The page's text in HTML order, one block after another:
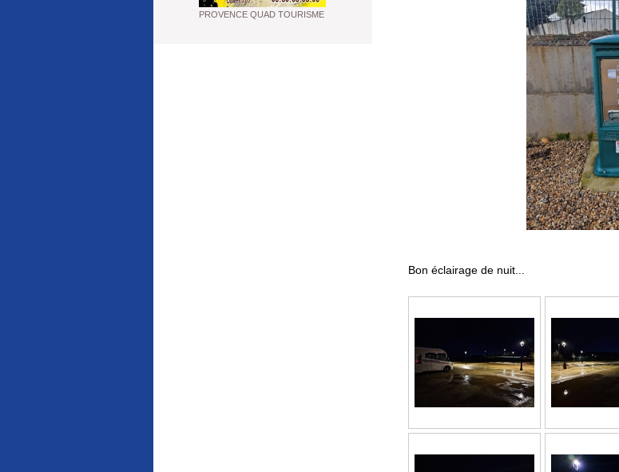
Bon éclairage de nuit...
PROVENCE QUAD TOURISME